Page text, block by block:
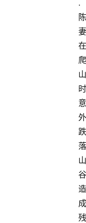
.
陈
妻
在
爬
山
时
意
外
跌
落
山
谷
造
成
残